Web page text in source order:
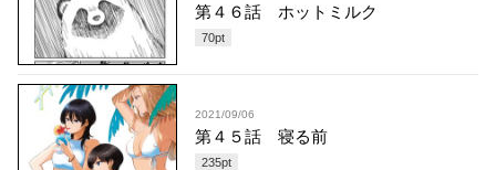
第４６話 ホットミルク
70pt
2021/09/06
第４５話 寝る前
235pt